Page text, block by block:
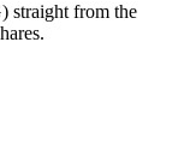
straight from the